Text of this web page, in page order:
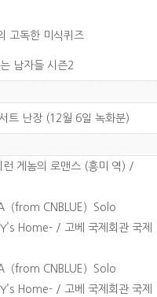
고독한 미식퀴즈
남자들 시즌2
트 난장 (12월 6일 녹화분)
게놈의 로맨스 (흥미 역) /
（from CNBLUE）Solo
Home- / 고베 국제회관 국제
（from CNBLUE）Solo
Home- / 고베 국제회관 국제